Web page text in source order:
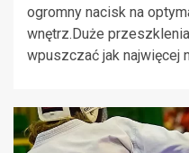
ogromny nacisk na
wnętrz.Duże
wpuszczać jak najwięcej